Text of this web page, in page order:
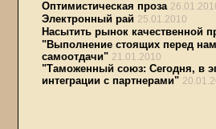
Оптимистическая проза
Электронный рай 25.01.2010
Насытить рынок качественной
"Выполнение стоящих перед
самоотдачи" 21.01.2010
"Таможенный союз: Сегодня, в
интеграции с партнерами"